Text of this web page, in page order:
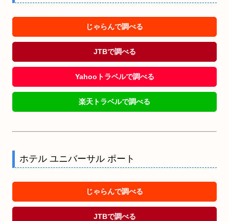
じゃらんで調べる
JTBで調べる
Yahooトラベルで調べる
楽天トラベルで調べる
ホテル ユニバーサル ポート
じゃらんで調べる
JTBで調べる